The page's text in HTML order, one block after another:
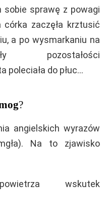
sobie sprawę z powagi
zaczęła krztusić
a po wysmarkaniu na
pozostałości
poleciała do płuc…
?
angielskich wyrazów
Na to zjawisko
wskutek